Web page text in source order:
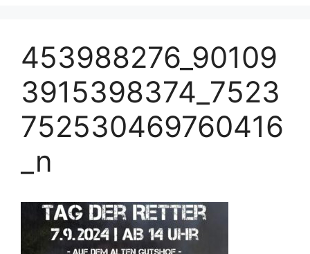
453988276_90109
3915398374_7523
752530469760416
_n